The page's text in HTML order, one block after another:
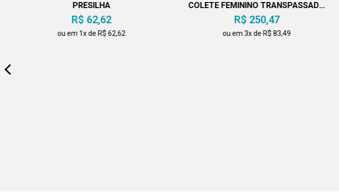
PRESILHA
R$ 62,62
ou em 1x de R$ 62,62
COLETE FEMININO TRANSPASSADO
PRETO
R$ 250,47
ou em 3x de R$ 83,49